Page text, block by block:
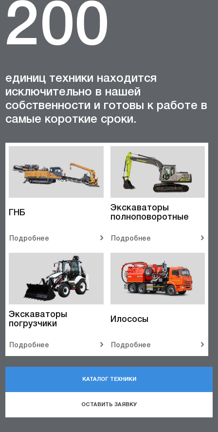
200
единиц техники находится
исключительно в нашей
собственности и готовы к работе в
самые короткие сроки.
КАТАЛОГ ТЕХНИКИ
ОСТАВИТЬ ЗАЯВКУ
ГНБ
Подробнее
Экскаваторы
полноповоротные
Подробнее
Экскаваторы
погрузчики
Подробнее
Илососы
Подробнее